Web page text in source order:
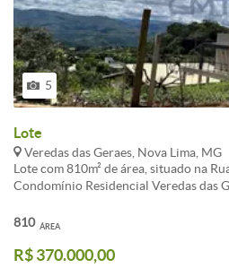
5
Lote
Veredas das Geraes, Nova Lima, MG
Lote com 810m² de área, situado na
Condomínio Residencial Veredas das
morro do elefante. -Projeto aprovado
desenvolvidos - gasto aproximado de
ÁREA
810
R$ 370.000,00